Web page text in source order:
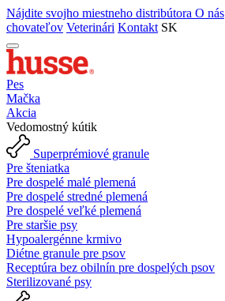
Nájdite svojho miestneho distribútora O nás
chovateľov Veterinári Kontakt SK
Pes
Mačka
Akcia
Vedomostný kútik
Superprémiové granule
Pre šteniatka
Pre dospelé malé plemená
Pre dospelé stredné plemená
Pre dospelé veľké plemená
Pre staršie psy
Hypoalergénne krmivo
Diétne granule pre psov
Receptúra bez obilnín pre dospelých psov
Sterilizované psy